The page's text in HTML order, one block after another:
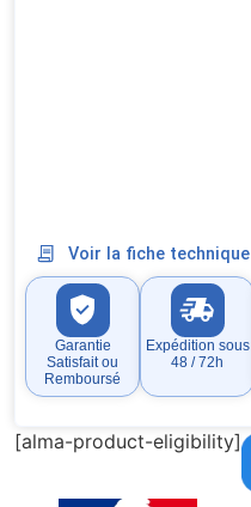
Voir la fiche technique
Garantie
Satisfait ou
Remboursé
Expédition sous
48 / 72h
[alma-product-eligibility]